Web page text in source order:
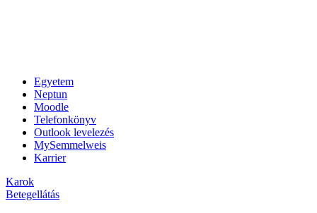
Egyetem
Neptun
Moodle
Telefonkönyv
Outlook levelezés
MySemmelweis
Karrier
Karok
Betegellátás